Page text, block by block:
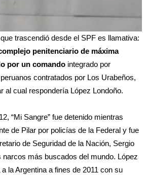
trascendió desde el SPF es llamativa:
penitenciario de máxima
por un comando integrado por
contratados por Los Urabeños,
al cual respondería López Londoño.
“Mi Sangre” fue detenido mientras
de Pilar por policías de la Federal y fue
de Seguridad de la Nación, Sergio
narcos más buscados del mundo. López
la Argentina a fines de 2011 con su